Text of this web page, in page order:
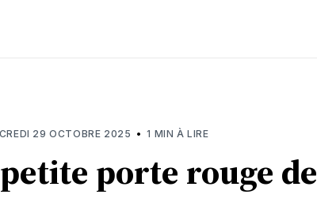
29 OCTOBRE 2025 • 1 MIN À LIRE
porte rouge de